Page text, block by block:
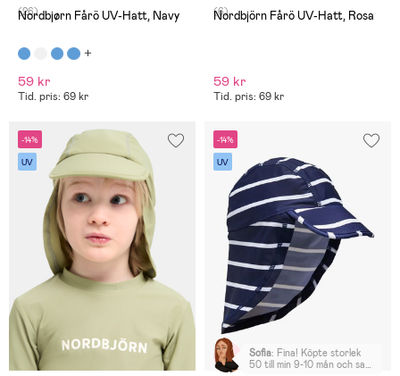
(26)
Nordbjørn Fårö UV-Hatt, Navy
59 kr
Tid. pris: 69 kr
(6)
Nordbjörn Fårö UV-Hatt, Rosa
59 kr
Tid. pris: 69 kr
-14%
UV
-14%
UV
Sofia: Fina! Köpte storlek
50 till min 9-10 mån och satt